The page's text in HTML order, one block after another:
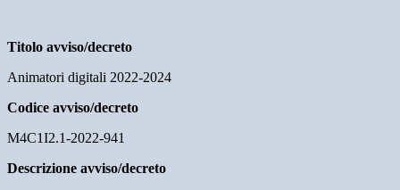
Titolo avviso/decreto
Animatori digitali 2022-2024
Codice avviso/decreto
M4C1I2.1-2022-941
Descrizione avviso/decreto